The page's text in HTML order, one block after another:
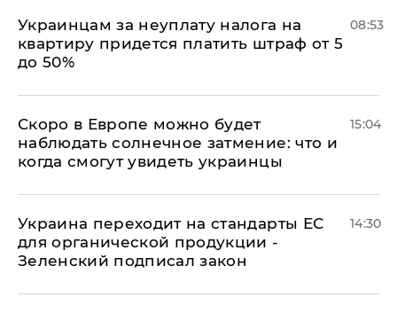
Украинцам за неуплату налога на
квартиру придется платить штраф от 5
до 50%
08:53
Скоро в Европе можно будет
наблюдать солнечное затмение: что и
когда смогут увидеть украинцы
15:04
Украина переходит на стандарты ЕС
для органической продукции -
Зеленский подписал закон
14:30